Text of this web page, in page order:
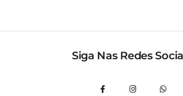
Siga Nas Redes